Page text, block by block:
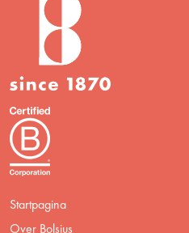
Startpagina
Over Bolsius